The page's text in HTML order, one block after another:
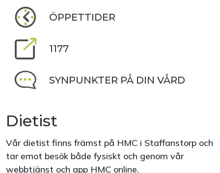
ÖPPETTIDER
1177
SYNPUNKTER PÅ DIN VÅRD
Dietist
Vår dietist finns främst på HMC i Staffanstorp och
tar emot besök både fysiskt och genom vår
webbtjänst och app HMC online.